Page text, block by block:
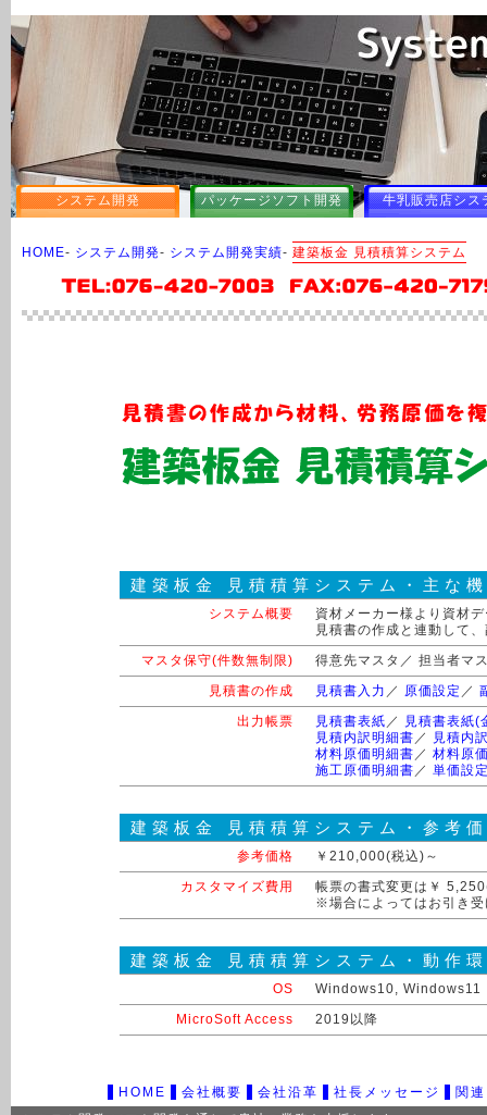
システム開発 パッケージソフト開発 牛乳販売店シス
HOME- システム開発- システム開発実績- 建築板金 見積積算システム
建築板金 見積積算システム・主な
システム概要
資材メーカー様より資材
見積書の作成と連動して
マスタ保守(件数無制限)
得意先マスタ／ 担当者マ
見積書の作成
見積書入力 ／ 原価設定 ／
出力帳票
見積書表紙 ／
見積書表紙(
見積内訳明細書 ／
見積内
材料原価明細書 ／ 材料原
施工原価明細書 ／ 単価設
建築板金 見積積算システム・参考
参考価格
￥210,000(税込)～
カスタマイズ費用
帳票の書式変更は￥
※場合によってはお引き
建築板金 見積積算システム・動作
OS
Windows10, Windows11
MicroSoft Access
2019以降
HOME 会社概要 会社沿革 社長メッセージ
関